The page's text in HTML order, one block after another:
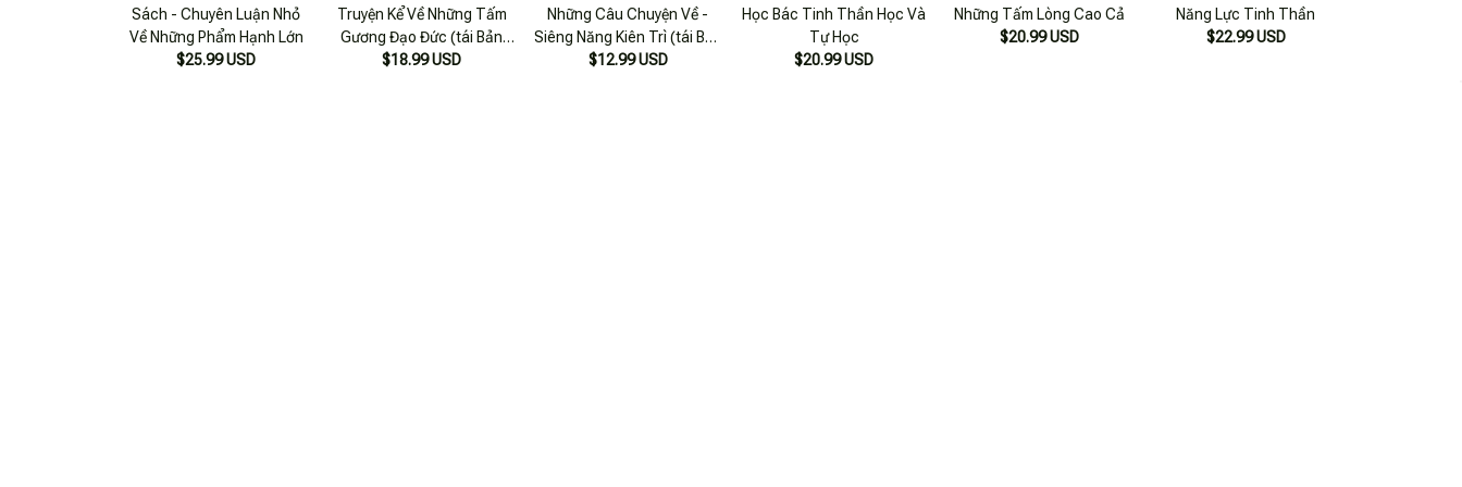
Sách - Chuyên Luận Nhỏ
Về Những Phẩm Hạnh Lớn
$25.99 USD
Truyện Kể Về Những Tấm
Gương Đạo Đức (tái Bản
2019)
$18.99 USD
Những Câu Chuyện Về -
Siêng Năng Kiên Trì (tái Bản
2022)
$12.99 USD
Học Bác Tinh Thần Học Và
Tự Học
$20.99 USD
Những Tấm Lòng Cao Cả
$20.99 USD
Năng Lực Tinh Thần
$22.99 USD